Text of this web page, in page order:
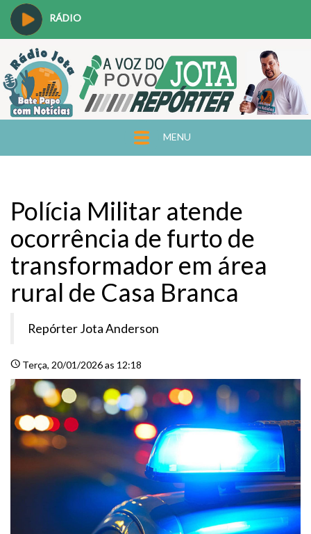
RÁDIO
MENU
Polícia Militar atende
ocorrência de furto de
transformador em área
rural de Casa Branca
Repórter Jota Anderson
schedule Terça, 20/01/2026 as 12:18